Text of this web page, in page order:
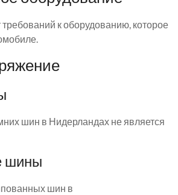
к оборудованию, которое
шин в Нидерландах не является
шины
шин в